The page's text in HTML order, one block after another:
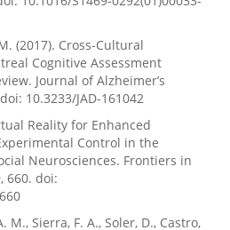
(2017). Cross-Cultural
Cognitive Assessment
Journal of Alzheimer’s
10.3233/JAD-161042
Reality for Enhanced
Control in the
Neurosciences. Frontiers in
660. doi:
M., Sierra, F. A., Soler, D., Castro,